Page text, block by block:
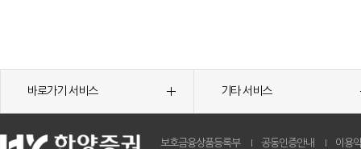
바로가기 서비스 기타 서비스
보호금융상품등록부 공동인증안내 이용